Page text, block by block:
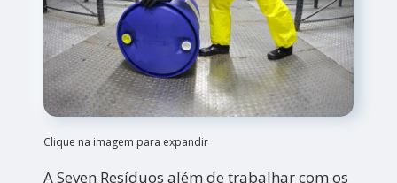
Clique na imagem para expandir
A Seven Resíduos além de trabalhar com os